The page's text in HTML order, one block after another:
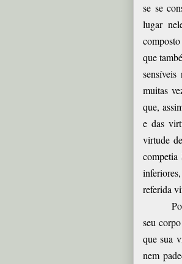
se se
lugar
que
muitas
que,
e das
virtude
referida
seu
que sua
nem